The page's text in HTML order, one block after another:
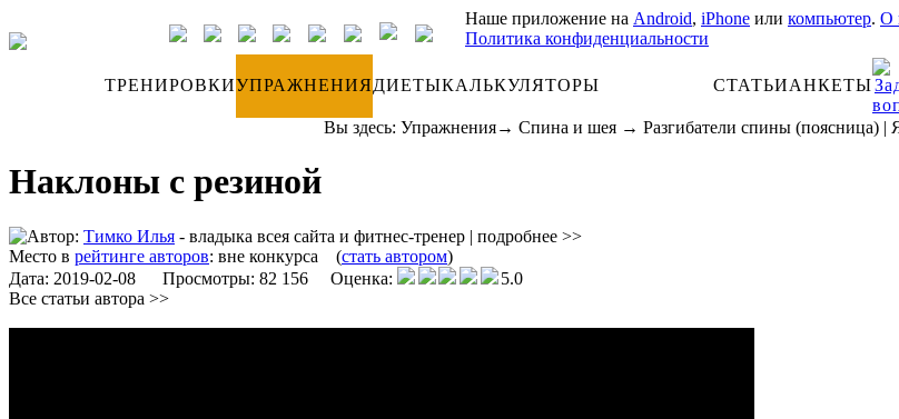
Наше приложение на Android, iPhone или компьютер. О
Политика конфиденциальности
ТРЕНИРОВКИУПРАЖНЕНИЯДИЕТЫКАЛЬКУЛЯТОРЫ СТАТЬИАНКЕТЫ
Вы здесь: Упражнения→ Спина и шея → Разгибатели спины (поясница) |
Наклоны с резиной
Автор: Тимко Илья - владыка всея сайта и фитнес-тренер | подробнее >>
Место в рейтинге авторов: вне конкурса (стать автором)
Дата: 2019-02-08 Просмотры: 82 156 Оценка:
5.0
Все статьи автора >>